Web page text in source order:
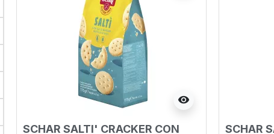
visibility
SCHAR SALTI' CRACKER CON
SCHAR